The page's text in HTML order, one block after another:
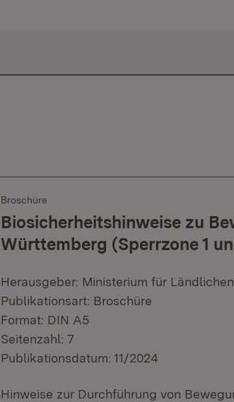
Broschüre
Biosicherheitshinweise zu
Württemberg (Sperrzone 1
Herausgeber: Ministerium für
Publikationsart: Broschüre
Format: DIN A5
Seitenzahl: 7
Publikationsdatum: 11/2024
Hinweise zur Durchführung von